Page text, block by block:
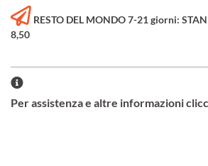
RESTO DEL MONDO 7-21 giorni:
8,50
Per assistenza e altre informazioni